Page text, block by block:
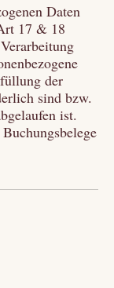
Daten
17 & 18
der
sind bzw.
ist.